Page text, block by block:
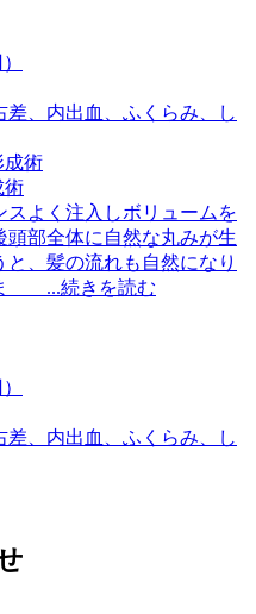
、内出血、ふくらみ、し
術
よく注入しボリュームを
部全体に自然な丸みが生
、髪の流れも自然になり
ま ...続きを読む
、内出血、ふくらみ、し